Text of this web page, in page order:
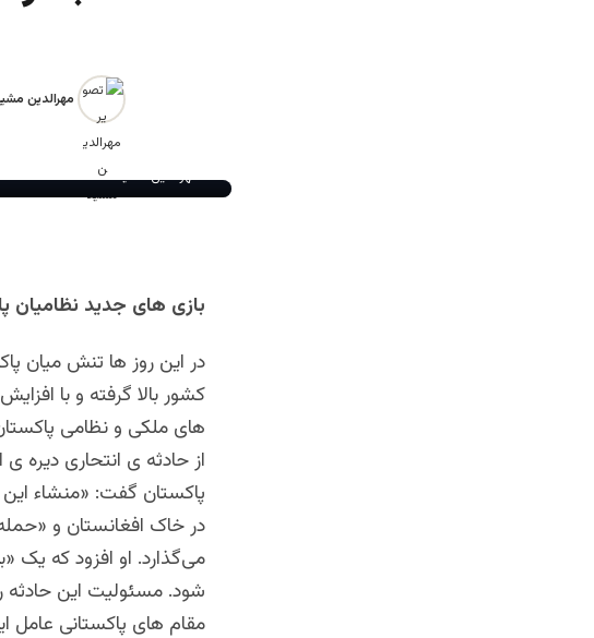
مهرالدین
مهرالدین مشید
بازی های جدید نظامیان
در این روز ها تنش میان
کشور بالا گرفته و با
های ملکی و نظامی
از حادثه ی انتحاری
پاکستان گفت: «منشاء
در خاک افغانستان و «حمله
می‌گذارد. او افزود که یک
شود. مسئولیت این
مقام های پاکستانی عامل